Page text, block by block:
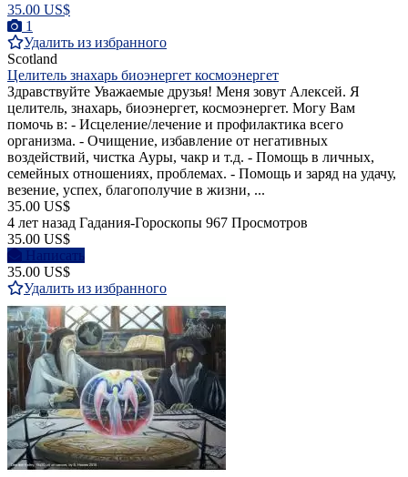
35.00 US$
1
Удалить из избранного
Scotland
Целитель знахарь биоэнергет космоэнергет
Здравствуйте Уважаемые друзья! Меня зовут Алексей. Я
целитель, знахарь, биоэнергет, космоэнергет. Могу Вам
помочь в: - Исцеление/лечение и профилактика всего
организма. - Очищение, избавление от негативных
воздействий, чистка Ауры, чакр и т.д. - Помощь в личных,
семейных отношениях, проблемах. - Помощь и заряд на удачу,
везение, успех, благополучие в жизни, ...
35.00 US$
4 лет назад Гадания-Гороскопы 967 Просмотров
35.00 US$
Написать
35.00 US$
Удалить из избранного